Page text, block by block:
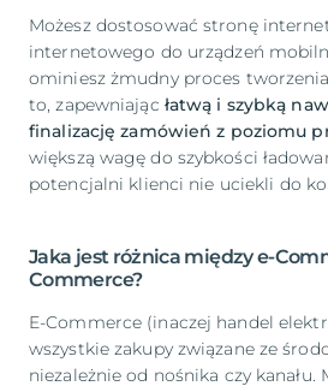
Możesz dostosować stronę
internetowego do urządzeń
ominiesz żmudny proces
to, zapewniając łatwą i szybką
finalizację zamówień z poziomu
większą wagę do szybkości
potencjalni klienci nie uciekli do
Jaka jest różnica między e-
Commerce?
E-Commerce (inaczej handel
wszystkie zakupy związane ze
niezależnie od nośnika czy